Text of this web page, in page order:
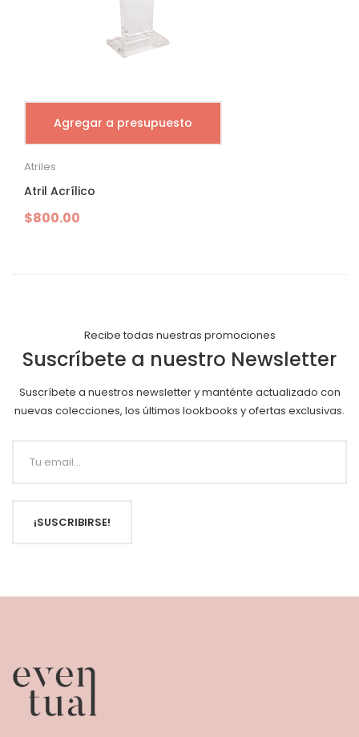
Agregar a presupuesto
Atriles
Atril Acrílico
$800.00
Recibe todas nuestras promociones
Suscríbete a nuestro Newsletter
Suscríbete a nuestros newsletter y manténte actualizado con
nuevas colecciones, los últimos lookbooks y ofertas exclusivas.
¡SUSCRIBIRSE!